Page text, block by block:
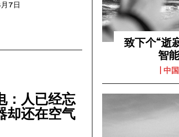
7日
：人已经忘
却还在空气
致下个“逝
智
中国